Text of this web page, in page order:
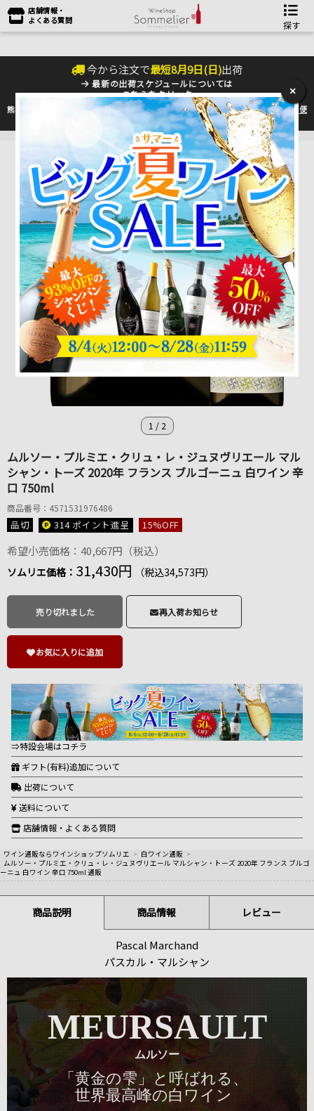
店舗情報・
よくある質問
探す
今から注文で最短8月9日(日)出荷
最新の出荷スケジュールについては
こちらをクリック
熊本地震の影響により九州への配送に遅れが生じております。最新情報は佐川急便
のHP
をご確認下さい。
1 / 2
ムルソー・プルミエ・クリュ・レ・ジュヌヴリエール マル
シャン・トーズ 2020年 フランス ブルゴーニュ 白ワイン 辛
口 750ml
商品番号：4571531976486
品切 314 ポイント進呈 15%OFF
希望小売価格：40,667円（税込）
ソムリエ価格： 31,430円 （税込34,573円）
売り切れました 再入荷お知らせ
お気に入りに追加
⇒特設会場はコチラ
ギフト(有料)追加について
出荷について
送料について
店舗情報・よくある質問
ワイン通販ならワインショップソムリエ > 白ワイン通販 >
ムルソー・プルミエ・クリュ・レ・ジュヌヴリエール マルシャン・トーズ 2020年 フランス ブルゴ
ーニュ 白ワイン 辛口 750ml 通販
商品説明 商品情報 レビュー
Pascal Marchand
パスカル・マルシャン
MEURSAULT
ムルソー
「黄金の雫」と呼ばれる、
世界最高峰の白ワイン
×